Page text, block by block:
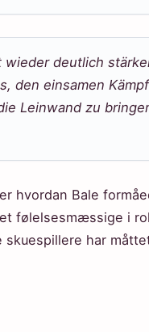
wieder deutlich
den einsamen
Leinwand zu
hvordan Bale
følelsesmæssige i
har